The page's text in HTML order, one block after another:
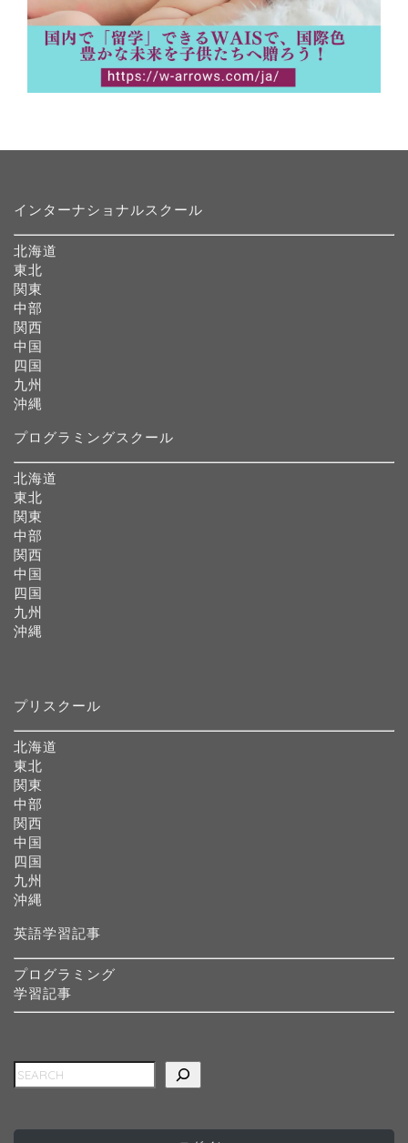
インターナショナルスクール
北海道
東北
関東
中部
関西
中国
四国
九州
沖縄
プログラミングスクール
北海道
東北
関東
中部
関西
中国
四国
九州
沖縄
プリスクール
北海道
東北
関東
中部
関西
中国
四国
九州
沖縄
英語学習記事
プログラミング
学習記事
検索